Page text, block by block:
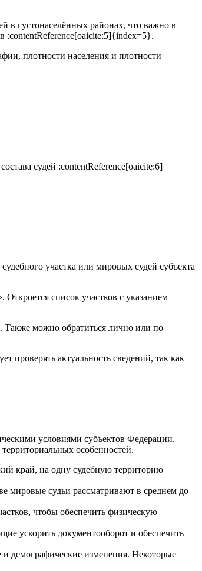
в густонаселённых районах, что важно в
:contentReference[oaicite:5]{index=5}.
плотности населения и плотности
судей :contentReference[oaicite:6]
участка или мировых судей субъекта
список участков с указанием
Также можно обратиться лично или по
проверять актуальность сведений, так как
условиями субъектов Федерации.
особенностей.
край, на одну судебную территорию
мировые судьи рассматривают в среднем до
чтобы обеспечить физическую
ускорить документооборот и обеспечить
демографические изменения. Некоторые